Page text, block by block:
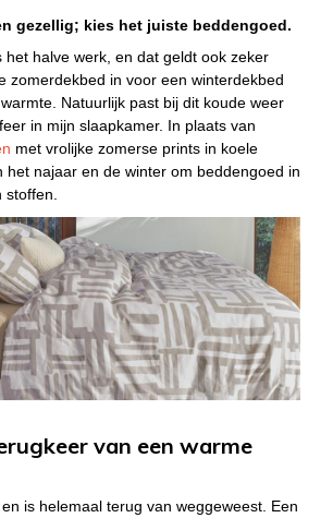
gezellig; kies het juiste beddengoed.
het halve werk, en dat geldt ook zeker
zomerdekbed in voor een winterdekbed
Natuurlijk past bij dit koude weer
in mijn slaapkamer. In plaats van
met vrolijke zomerse prints in koele
het najaar en de winter om beddengoed in
stoffen.
van een warme
en is helemaal terug van weggeweest. Een